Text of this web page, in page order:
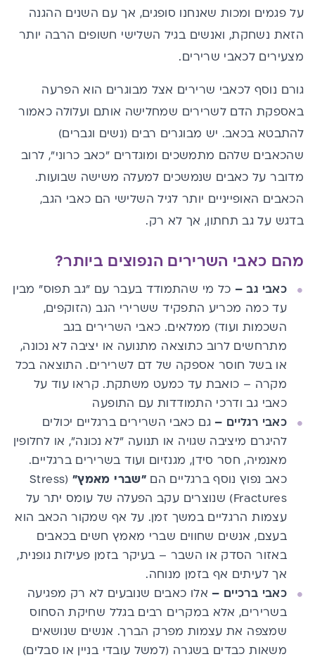
על פגמים ומכות שאנחנו סופגים, אך עם השנים ההגנה
הזאת נשחקת, ואנשים בגיל השלישי חשופים הרבה יותר
מצעירים לכאבי שרירים.
גורם נוסף לכאבי שרירים אצל מבוגרים הוא הפרעה
באספקת הדם לשרירים שמחלישה אותם ועלולה כאמור
להתבטא בכאב. יש מבוגרים רבים (נשים וגברים)
שהכאבים שלהם מתמשכים ומוגדרים "כאב כרוני", לרוב
מדובר על כאבים שנמשכים למעלה משישה שבועות.
הכאבים האופייניים יותר לגיל השלישי הם כאבי הגב,
בדגש על גב תחתון, אך לא רק.
מהם כאבי השרירים הנפוצים ביותר?
כאבי גב – כל מי שהתמודד בעבר עם "גב תפוס" מבין
עד כמה מכריע התפקיד ששרירי הגב (הזוקפים,
השכמות ועוד) ממלאים. כאבי השרירים בגב
מתרחשים לרוב כתוצאה מתנועה או יציבה לא נכונה,
או בשל חוסר אספקה של דם לשרירים. התוצאה בכל
מקרה – כואבת עד כמעט משתקת. קראו עוד על
כאבי גב ודרכי התמודדות עם התופעה
כאבי רגליים – גם כאבי השרירים ברגליים יכולים
להיגרם מיציבה שגויה או תנועה "לא נכונה", או לחלופין
מאנמיה, חסר סידן, מגנזיום ועוד בשרירים ברגליים.
כאב נפוץ נוסף ברגליים הם "שברי מאמץ" (Stress
Fractures) שנוצרים עקב הפעלה של עומס יתר על
עצמות הרגליים במשך זמן. על אף שמקור הכאב הוא
בעצם, אנשים שחווים שברי מאמץ חשים בכאבים
באזור הסדק או השבר – בעיקר בזמן פעילות גופנית,
אך לעיתים אף בזמן מנוחה.
כאבי ברכיים – אלו כאבים שנובעים לא רק מפגיעה
בשרירים, אלא במקרים רבים בגלל שחיקת הסחוס
שמצפה את עצמות מפרק הברך. אנשים שנושאים
משאות כבדים בשגרה (למשל עובדי בניין או סבלים)